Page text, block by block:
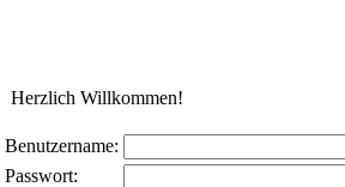
Herzlich Willkommen!
Benutzername:
Passwort: